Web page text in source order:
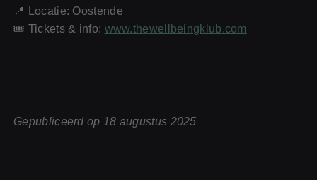
📍 Locatie: Oostende
🎟️ Tickets & info: www.thewellbeingklub.com
Gepubliceerd op 18 augustus 2025